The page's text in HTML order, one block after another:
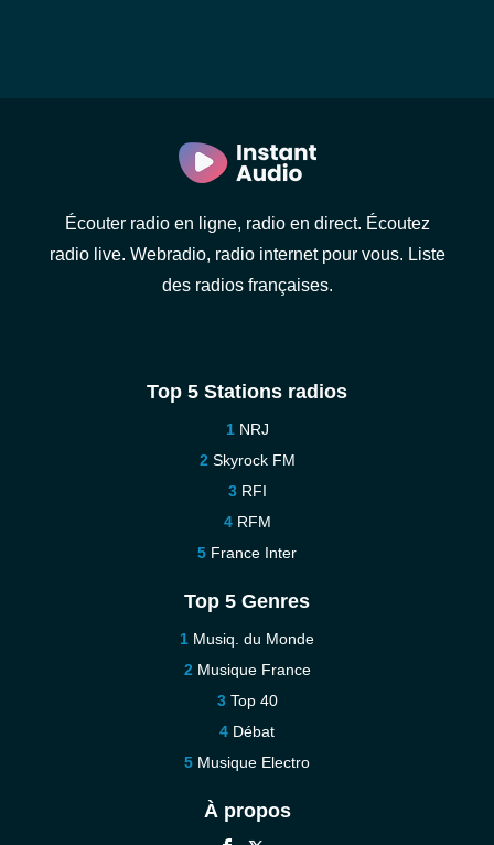
Écouter radio en ligne, radio en direct. Écoutez
radio live. Webradio, radio internet pour vous. Liste
des radios françaises.
Top 5 Stations radios
NRJ
Skyrock FM
RFI
RFM
France Inter
Top 5 Genres
Musiq. du Monde
Musique France
Top 40
Débat
Musique Electro
À propos